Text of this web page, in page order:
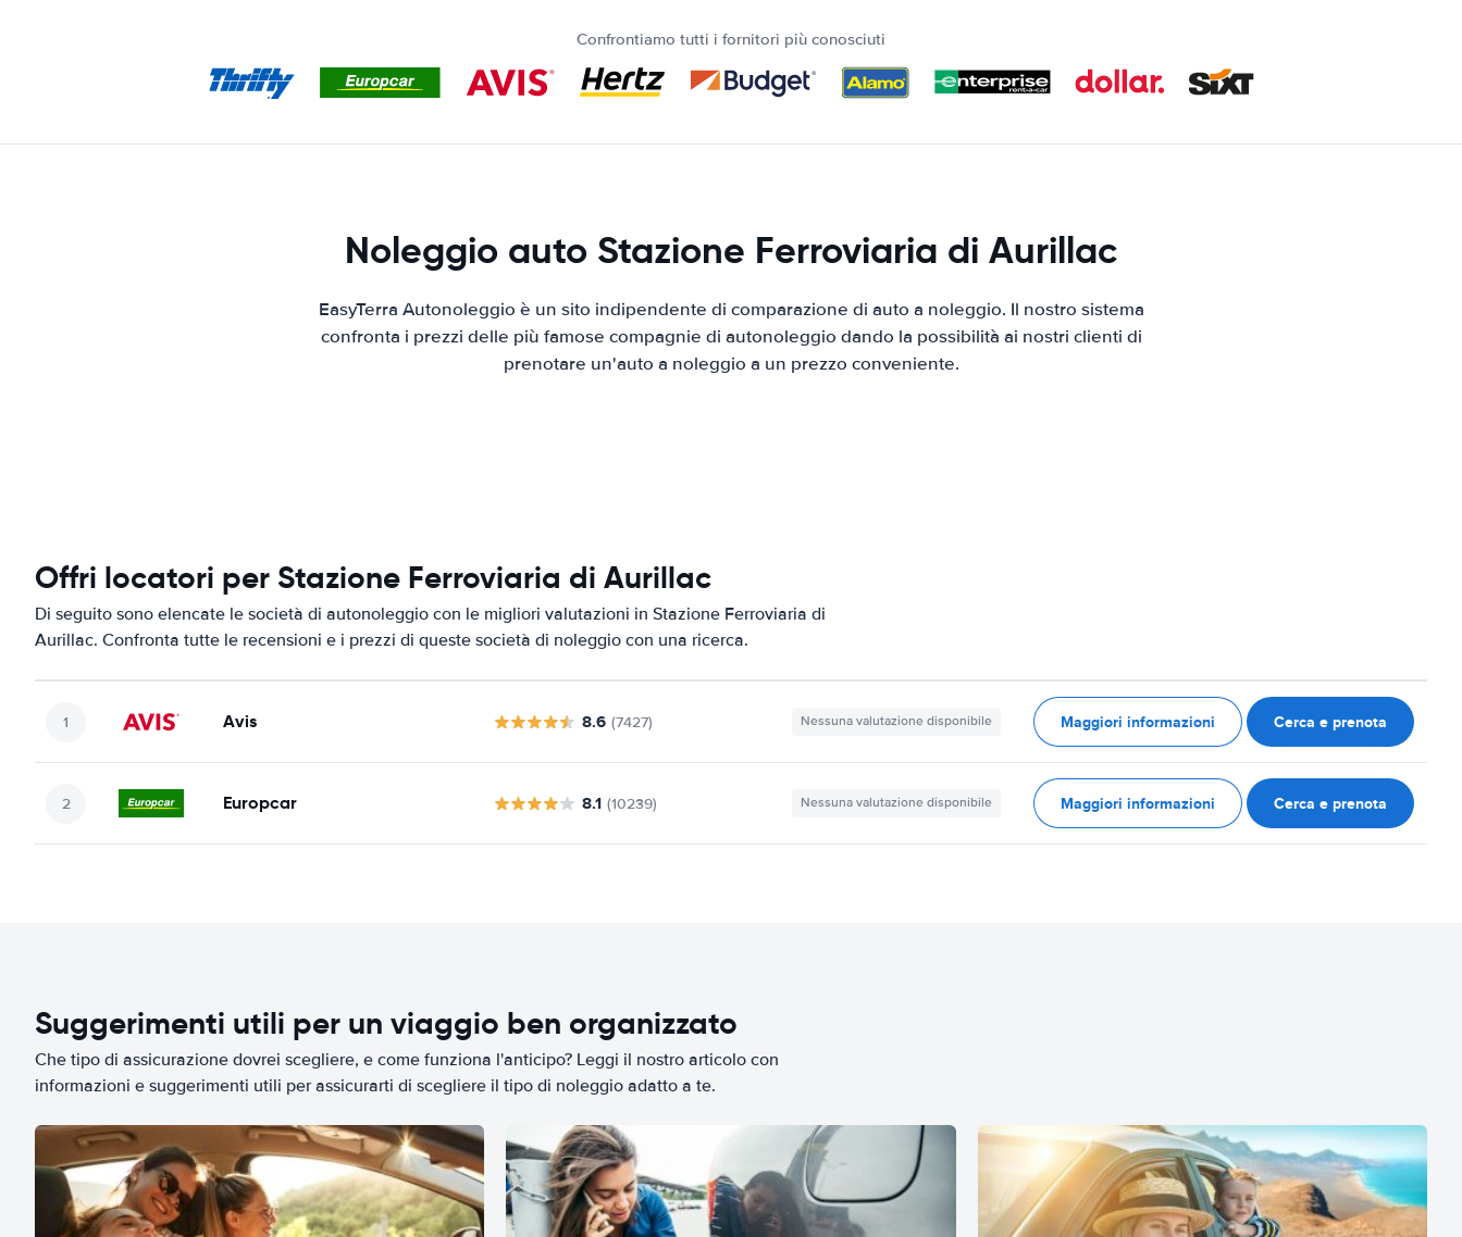
Confrontiamo tutti i fornitori più conosciuti
Noleggio auto Stazione Ferroviaria di Aurillac
EasyTerra Autonoleggio è un sito indipendente di comparazione di auto a noleggio. Il nostro sistema
confronta i prezzi delle più famose compagnie di autonoleggio dando la possibilità ai nostri clienti di
prenotare un'auto a noleggio a un prezzo conveniente.
Offri locatori per Stazione Ferroviaria di Aurillac
Di seguito sono elencate le società di autonoleggio con le migliori valutazioni in Stazione Ferroviaria di
Aurillac. Confronta tutte le recensioni e i prezzi di queste società di noleggio con una ricerca.
Avis 8.6 (7427) Nessuna valutazione disponibile Maggiori informazioni Cerca e prenota
Europcar 8.1 (10239) Nessuna valutazione disponibile Maggiori informazioni Cerca e prenota
Suggerimenti utili per un viaggio ben organizzato
Che tipo di assicurazione dovrei scegliere, e come funziona l'anticipo? Leggi il nostro articolo con
informazioni e suggerimenti utili per assicurarti di scegliere il tipo di noleggio adatto a te.